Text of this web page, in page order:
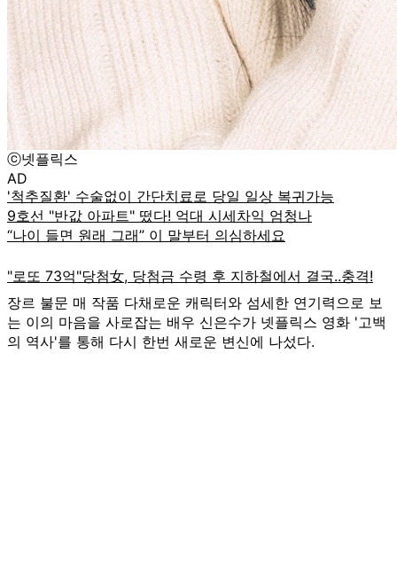
ⓒ넷플릭스
AD
장르 불문 매 작품 다채로운 캐릭터와 섬세한 연기력으로 보
는 이의 마음을 사로잡는 배우 신은수가 넷플릭스 영화 '고백
의 역사'를 통해 다시 한번 새로운 변신에 나섰다.